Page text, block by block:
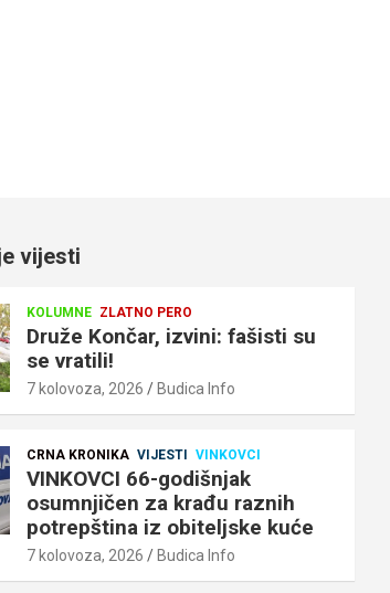
vijesti
KOLUMNE ZLATNO PERO
Druže Končar, izvini: fašisti su
se vratili!
7 kolovoza, 2026 Budica Info
CRNA KRONIKA VIJESTI VINKOVCI
VINKOVCI 66-godišnjak
osumnjičen za krađu raznih
potrepština iz obiteljske kuće
7 kolovoza, 2026 Budica Info